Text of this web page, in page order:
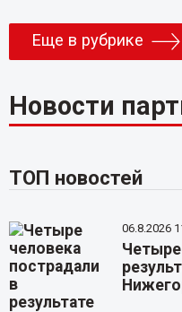
Еще в рубрике
Новости
ТОП новостей
06.8.2026
Четыре